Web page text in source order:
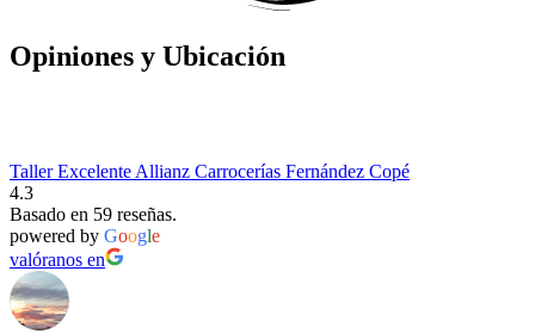
Opiniones y Ubicación
Taller Excelente Allianz Carrocerías Fernández Copé
4.3
Basado en 59 reseñas.
powered by Google
valóranos en